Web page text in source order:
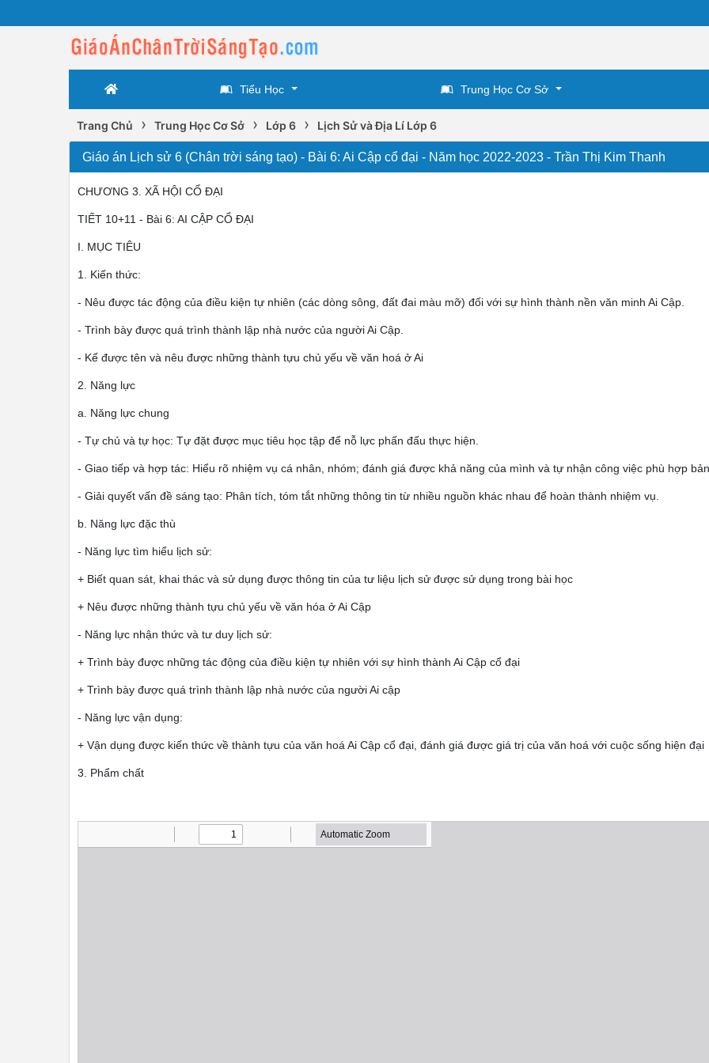
Tiểu Học Trung Học Cơ Sở
Trang Chủ › Trung Học Cơ Sở › Lớp 6 › Lịch Sử và Địa Lí Lớp 6
Giáo án Lịch sử 6 (Chân trời sáng tạo) - Bài 6: Ai Cập cổ đại - Năm học 2022-2023 - Trần Thị Kim Thanh
CHƯƠNG 3. XÃ HỘI CỔ ĐẠI
TIẾT 10+11 - Bài 6: AI CẬP CỔ ĐẠI
I. MỤC TIÊU
1. Kiến thức:
- Nêu được tác động của điều kiện tự nhiên (các dòng sông, đất đai màu mỡ) đối với sự hình thành nền văn minh Ai Cập.
- Trình bày được quá trình thành lập nhà nước của người Ai Cập.
- Kể được tên và nêu được những thành tựu chủ yếu về văn hoá ở Ai
2. Năng lực
a. Năng lực chung
- Tự chủ và tự học: Tự đặt được mục tiêu học tập để nỗ lực phấn đấu thực hiện.
- Giao tiếp và hợp tác: Hiểu rõ nhiệm vụ cá nhân, nhóm; đánh giá được khả năng của mình và tự nhận công việc phù hợp
- Giải quyết vấn đề sáng tạo: Phân tích, tóm tắt những thông tin từ nhiều nguồn khác nhau để hoàn thành nhiệm vụ.
b. Năng lực đặc thù
- Năng lực tìm hiểu lịch sử:
+ Biết quan sát, khai thác và sử dụng được thông tin của tư liệu lịch sử được sử dụng trong bài học
+ Nêu được những thành tựu chủ yếu về văn hóa ở Ai Cập
- Năng lực nhận thức và tư duy lịch sử:
+ Trình bày được những tác động của điều kiện tự nhiên với sự hình thành Ai Cập cổ đại
+ Trình bày được quá trình thành lập nhà nước của người Ai cập
- Năng lực vận dụng:
+ Vận dụng được kiến thức về thành tựu của văn hoá Ai Cập cổ đại, đánh giá được giá trị của văn hoá với cuộc sống hiện đại
3. Phẩm chất